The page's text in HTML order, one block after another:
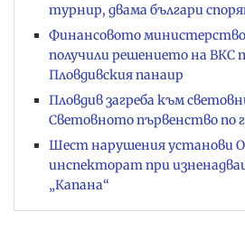
турнир, двама българи
Финансовото
получили решението на ВКС
Пловдивския панаир
Пловдив загреба към
Световното първенство по
Шест нарушения установи
инспекторат при
„Капана“